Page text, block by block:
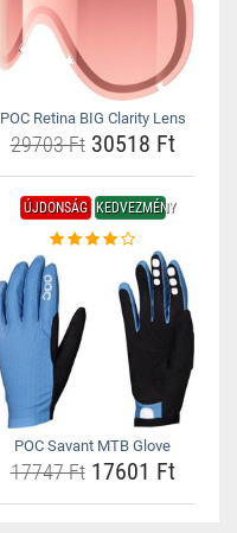
POC Retina BIG Clarity Lens
29703 Ft30518 Ft
ÚJDONSÁG KEDVEZMÉNY
POC Savant MTB Glove
17747 Ft17601 Ft